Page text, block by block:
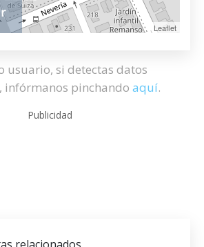
Leaflet
usuario, si detectas datos
infórmanos pinchando aquí.
Publicidad